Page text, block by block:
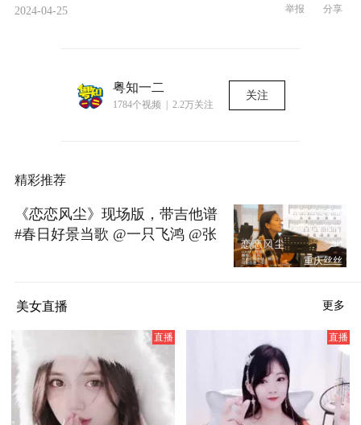
2024-04-25
粤知一二
1784个视频 | 2.2万关注
关注
精彩推荐
《恋恋风尘》现场版，带吉他谱
#春日好景当歌 @一只飞鸿 @张
重庆丝丝
美女直播 更多